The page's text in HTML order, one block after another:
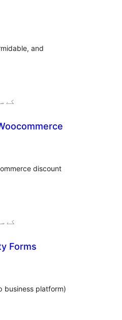
and
7.0.3
discount
6.9.6
Forms
business platform)